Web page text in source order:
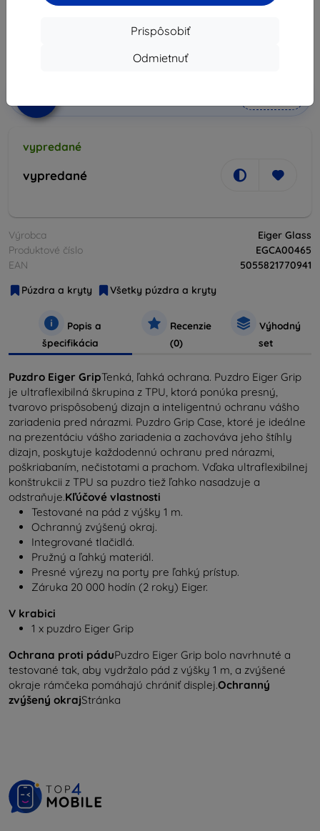
Prispôsobiť
Odmietnuť
vypredané
vypredané
Výrobca
Eiger Glass
Produktové číslo
EGCA00465
EAN
5055821770941
Púzdra a kryty
Všetky púzdra a kryty
Popis a
špecifikácia
Recenzie
(0)
Výhodný
set
Puzdro Eiger GripTenká, ľahká ochrana. Puzdro Eiger Grip
je ultraflexibilná škrupina z TPU, ktorá ponúka presný,
tvarovo prispôsobený dizajn a inteligentnú ochranu vášho
zariadenia pred nárazmi. Puzdro Grip Case, ktoré je ideálne
na prezentáciu vášho zariadenia a zachováva jeho štíhly
dizajn, poskytuje každodennú ochranu pred nárazmi,
poškriabaním, nečistotami a prachom. Vďaka ultraflexibilnej
konštrukcii z TPU sa puzdro tiež ľahko nasadzuje a
odstraňuje.Kľúčové vlastnosti
Testované na pád z výšky 1 m.
Ochranný zvýšený okraj.
Integrované tlačidlá.
Pružný a ľahký materiál.
Presné výrezy na porty pre ľahký prístup.
Záruka 20 000 hodín (2 roky) Eiger.
V krabici
1 x puzdro Eiger Grip
Ochrana proti páduPuzdro Eiger Grip bolo navrhnuté a
testované tak, aby vydržalo pád z výšky 1 m, a zvýšené
okraje rámčeka pomáhajú chrániť displej.Ochranný
zvýšený okrajStránka